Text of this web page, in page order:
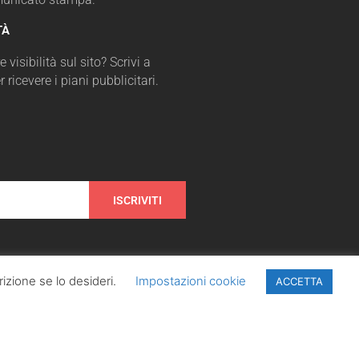
visibilità sul sito? Scrivi a
ricevere i piani pubblicitari.
ISCRIVITI
se lo desideri. Impostazioni cookie ACCETTA